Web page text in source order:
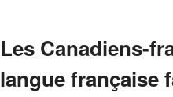
Les Canadiens-
langue française